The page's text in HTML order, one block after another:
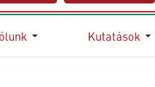
Kutatások